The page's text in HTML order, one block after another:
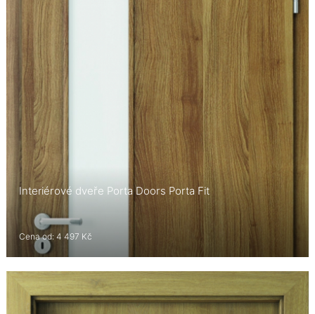
Interiérové dveře Porta Doors Porta Fit
Cena od: 4 497 Kč